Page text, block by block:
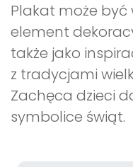
Plakat może być
element
także jako
z tradycjami
Zachęca dzieci
symbolice świąt.